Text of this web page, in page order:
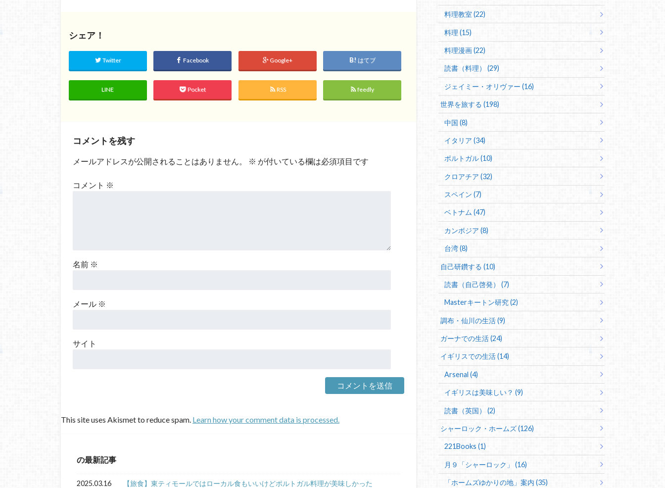
シェア！
Twitter Facebook Google+ はてブ
LINE Pocket RSS feedly
コメントを残す
メールアドレスが公開されることはありません。 ※ が付いている欄は必須項目です
コメント ※
名前 ※
メール ※
サイト
This site uses Akismet to reduce spam. Learn how your comment data is processed.
の最新記事
2025.03.16 【旅食】東ティモールではローカル食もいいけどポルトガル料理が美味しかった
料理教室 (22)
料理 (15)
料理漫画 (22)
読書（料理） (29)
ジェイミー・オリヴァー (16)
世界を旅する (198)
中国 (8)
イタリア (34)
ポルトガル (10)
クロアチア (32)
スペイン (7)
ベトナム (47)
カンボジア (8)
台湾 (8)
自己研鑽する (10)
読書（自己啓発） (7)
Masterキートン研究 (2)
調布・仙川の生活 (9)
ガーナでの生活 (24)
イギリスでの生活 (14)
Arsenal (4)
イギリスは美味しい？ (9)
読書（英国） (2)
シャーロック・ホームズ (126)
221Books (1)
月９「シャーロック」 (16)
「ホームズゆかりの地」案内 (35)